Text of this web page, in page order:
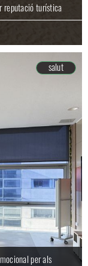
reputació turística
salut
per als